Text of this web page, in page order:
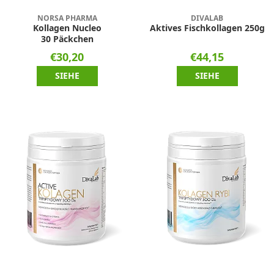
NORSA PHARMA
Kollagen Nucleo
30 Päckchen
€30,20
SIEHE
DIVALAB
Aktives Fischkollagen 250g
€44,15
SIEHE